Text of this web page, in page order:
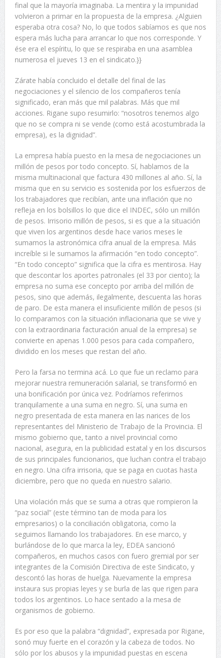
final que la mayoría imaginaba. La mentira y la impunidad
volvieron a primar en la propuesta de la empresa. ¿Alguien
esperaba otra cosa? No, lo que todos sabíamos es que nos
espera más lucha para arrancar lo que nos corresponde. Y
ése era el espíritu, lo que se respiraba en una asamblea
numerosa el jueves 13 en el sindicato.}}
Zárate había concluido el detalle del final de las
negociaciones y el silencio de los compañeros tenía
significado, eran más que mil palabras. Más que mil
acciones. Rigane supo resumirlo: “nosotros tenemos algo
que no se compra ni se vende (como está acostumbrada la
empresa), es la dignidad”.
La empresa había puesto en la mesa de negociaciones un
millón de pesos por todo concepto. Sí, hablamos de la
misma multinacional que factura 430 millones al año. Sí, la
misma que en su servicio es sostenida por los esfuerzos de
los trabajadores que recibían, ante una inflación que no
refleja en los bolsillos lo que dice el INDEC, sólo un millón
de pesos. Irrisorio millón de pesos, si es que a la situación
que viven los argentinos desde hace varios meses le
sumamos la astronómica cifra anual de la empresa. Más
increíble si le sumamos la afirmación “en todo concepto”.
“En todo concepto” significa que la cifra es mentirosa. Hay
que descontar los aportes patronales (el 33 por ciento); la
empresa no suma ese concepto por arriba del millón de
pesos, sino que además, ilegalmente, descuenta las horas
de paro. De esta manera el insuficiente millón de pesos (si
lo comparamos con la situación inflacionaria que se vive y
con la extraordinaria facturación anual de la empresa) se
convierte en apenas 1.000 pesos para cada compañero,
dividido en los meses que restan del año.
Pero la farsa no termina acá. Lo que fue un reclamo para
mejorar nuestra remuneración salarial, se transformó en
una bonificación por única vez. Podríamos referirnos
tranquilamente a una suma en negro. Sí, una suma en
negro presentada de esta manera en las narices de los
representantes del Ministerio de Trabajo de la Provincia. El
mismo gobierno que, tanto a nivel provincial como
nacional, asegura, en la publicidad estatal y en los discursos
de sus principales funcionarios, que luchan contra el trabajo
en negro. Una cifra irrisoria, que se paga en cuotas hasta
diciembre, pero que no queda en nuestro salario.
Una violación más que se suma a otras que rompieron la
“paz social” (este término tan de moda para los
empresarios) o la conciliación obligatoria, como la
seguimos llamando los trabajadores. En ese marco, y
burlándose de lo que marca la ley, EDEA sancionó
compañeros, en muchos casos con fuero gremial por ser
integrantes de la Comisión Directiva de este Sindicato, y
descontó las horas de huelga. Nuevamente la empresa
instaura sus propias leyes y se burla de las que rigen para
todos los argentinos. Lo hace sentado a la mesa de
organismos de gobierno.
Es por eso que la palabra “dignidad”, expresada por Rigane,
sonó muy fuerte en el corazón y la cabeza de todos. No
sólo por los abusos y la impunidad puestas en escena